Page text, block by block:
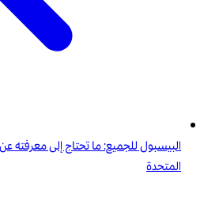
البيسبول للجميع: ما تحتاج إلى معرفته عن
المتحدة